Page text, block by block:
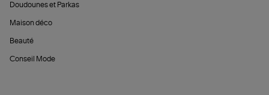
Doudounes et Parkas
Maison déco
Beauté
Conseil Mode